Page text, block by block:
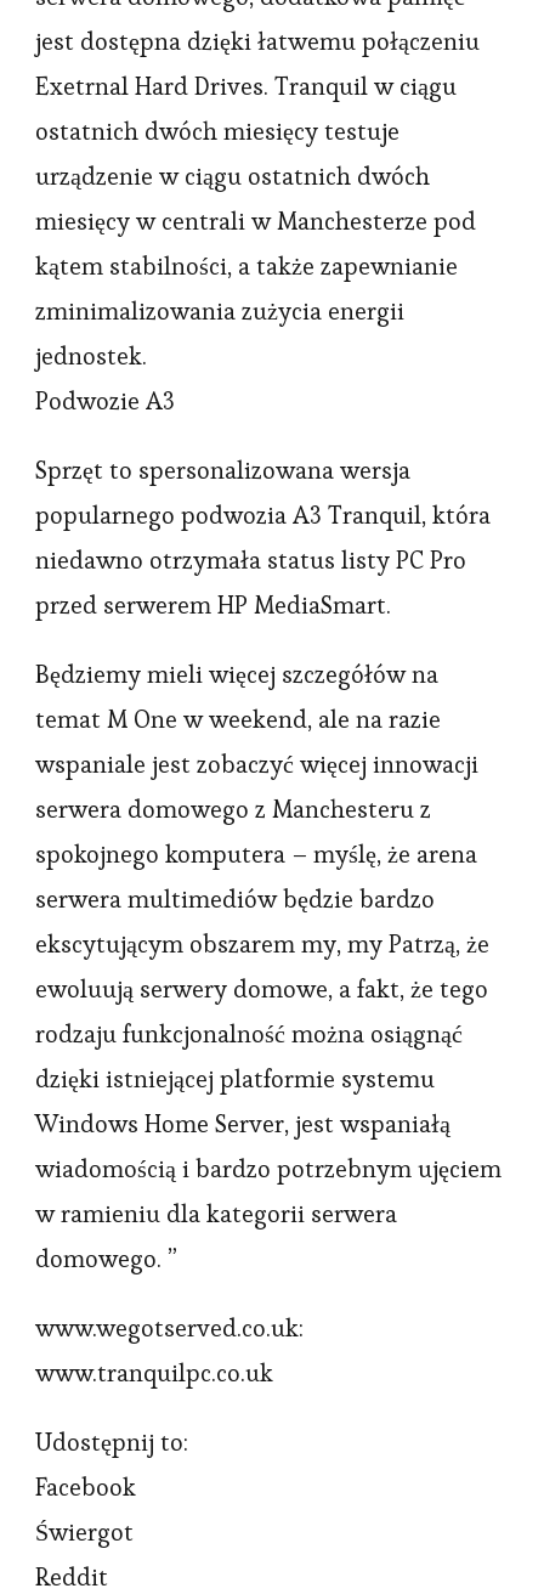
jest dostępna dzięki łatwemu połączeniu
Exetrnal Hard Drives. Tranquil w ciągu
ostatnich dwóch miesięcy testuje
urządzenie w ciągu ostatnich dwóch
miesięcy w centrali w Manchesterze pod
kątem stabilności, a także zapewnianie
zminimalizowania zużycia energii
jednostek.
Podwozie A3
Sprzęt to spersonalizowana wersja
popularnego podwozia A3 Tranquil, która
niedawno otrzymała status listy PC Pro
przed serwerem HP MediaSmart.
Będziemy mieli więcej szczegółów na
temat M One w weekend, ale na razie
wspaniale jest zobaczyć więcej innowacji
serwera domowego z Manchesteru z
spokojnego komputera – myślę, że arena
serwera multimediów będzie bardzo
ekscytującym obszarem my, my Patrzą, że
ewoluują serwery domowe, a fakt, że tego
rodzaju funkcjonalność można osiągnąć
dzięki istniejącej platformie systemu
Windows Home Server, jest wspaniałą
wiadomością i bardzo potrzebnym ujęciem
w ramieniu dla kategorii serwera
domowego. ”
www.wegotserved.co.uk:
www.tranquilpc.co.uk
Udostępnij to:
Facebook
Świergot
Reddit